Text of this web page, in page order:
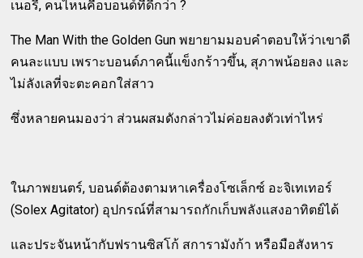
เนอรี่, คนไหนคือบอนด์ที่ดีกว่า ?
The Man With the Golden Gun พยายามมอบคำตอบให้ว่าเขาดี
คนละแบบ เพราะบอนด์ภาคนี้แข็งกร้าวขึ้น, สุภาพน้อยลง และ
ไม่ลังเลที่จะตะคอกใส่สาว
ซึ่งหลายคนมองว่า ส่วนผสมดังกล่าวไม่ค่อยลงตัวเท่าไหร่
ในภาพยนตร์, บอนด์ต้องตามหาเครื่องโซเล็กซ์ อะจิเทเทอร์
(Solex Agitator) อุปกรณ์ที่สามารถกักเก็บพลังแสงอาทิตย์ได้
และประจันหน้ากับฟรานซิสโก้ สการามังก้า หรือมือสังหาร